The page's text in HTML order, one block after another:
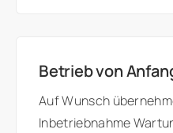
Betrieb von
Auf Wunsch
Inbetriebnahme